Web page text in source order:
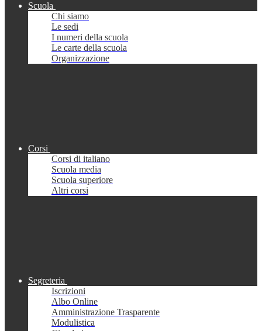
Scuola
Chi siamo
Le sedi
I numeri della scuola
Le carte della scuola
Organizzazione
Corsi
Corsi di italiano
Scuola media
Scuola superiore
Altri corsi
Segreteria
Iscrizioni
Albo Online
Amministrazione Trasparente
Modulistica